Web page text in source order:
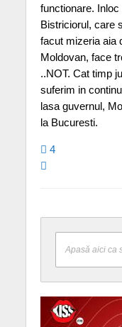
functionare.
Bistriciorul, care
facut mizeria aia
Moldovan, face
..NOT. Cat timp
suferim in
lasa guvernul,
la Bucuresti.
4
Apasă aici ca